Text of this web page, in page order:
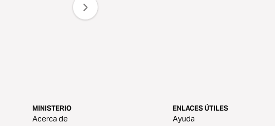
MINISTERIO
Acerca de
ENLACES ÚTILES
Ayuda